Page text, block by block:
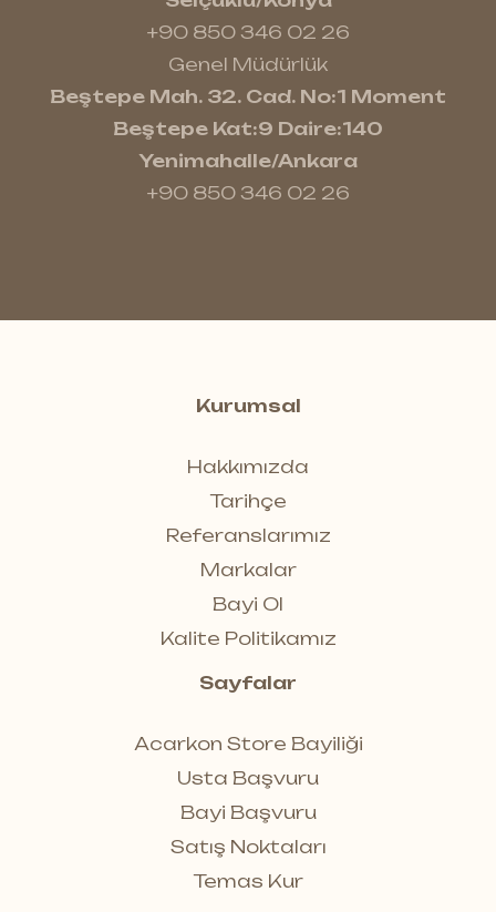
+90 850 346 02 26
Genel Müdürlük
Beştepe Mah. 32. Cad. No:1 Moment
Beştepe Kat:9 Daire:140
Yenimahalle/Ankara
+90 850 346 02 26
Kurumsal
Hakkımızda
Tarihçe
Referanslarımız
Markalar
Bayi Ol
Kalite Politikamız
Sayfalar
Acarkon Store Bayiliği
Usta Başvuru
Bayi Başvuru
Satış Noktaları
Temas Kur